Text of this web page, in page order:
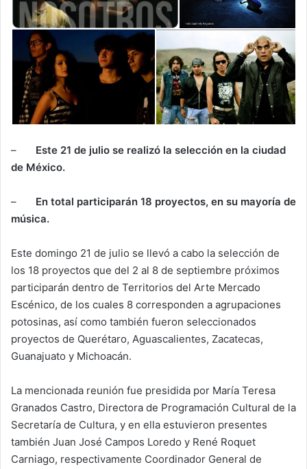
– Este 21 de julio se realizó la selección en la ciudad
de México.
– En total participarán 18 proyectos, en su mayoría de
música.
Este domingo 21 de julio se llevó a cabo la selección de
los 18 proyectos que del 2 al 8 de septiembre próximos
participarán dentro de Territorios del Arte Mercado
Escénico, de los cuales 8 corresponden a agrupaciones
potosinas, así como también fueron seleccionados
proyectos de Querétaro, Aguascalientes, Zacatecas,
Guanajuato y Michoacán.
La mencionada reunión fue presidida por María Teresa
Granados Castro, Directora de Programación Cultural de la
Secretaría de Cultura, y en ella estuvieron presentes
también Juan José Campos Loredo y René Roquet
Carniago, respectivamente Coordinador General de